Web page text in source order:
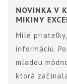
NOVINKA V
MIKINY
Milé
informáciu.
mladou
ktorá